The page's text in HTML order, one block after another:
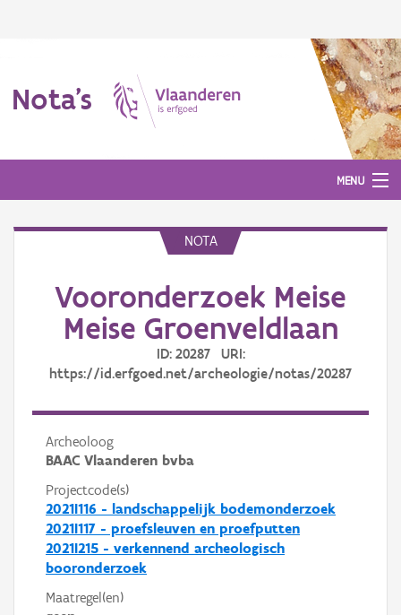
Nota's
MENU
Aanmelden
NOTA
Vooronderzoek Meise
Meise Groenveldlaan
ID: 20287 URI:
https://id.erfgoed.net/archeologie/notas/20287
Archeoloog
BAAC Vlaanderen bvba
Projectcode(s)
2021I116 - landschappelijk bodemonderzoek
2021I117 - proefsleuven en proefputten
2021I215 - verkennend archeologisch
booronderzoek
Maatregel(en)